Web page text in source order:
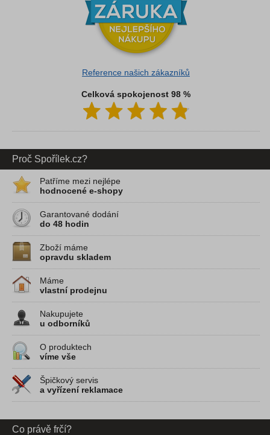
Reference našich zákazníků
Celková spokojenost 98 %
Proč Spořílek.cz?
Patříme mezi nejlépe
hodnocené e-shopy
Garantované dodání
do 48 hodin
Zboží máme
opravdu skladem
Máme
vlastní prodejnu
Nakupujete
u odborníků
O produktech
víme vše
Špičkový servis
a vyřízení reklamace
Co právě frčí?